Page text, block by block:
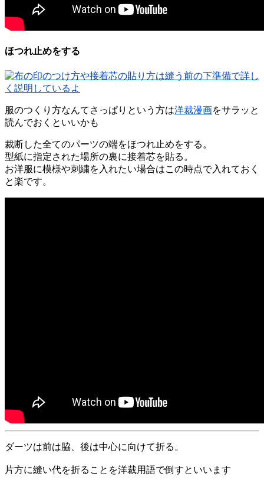
ほつれ止めをする
服のつくり方なんてさっぱりという方は洋裁漫画をサラッと
読んでおくといいかも
裁断した全てのパーツの端をほつれ止めをする。
型紙に指定された場所の裏に接着芯を貼る。
お洋服に模様や刺繍を入れたい場合はこの時点で入れておく
と楽です。
ダーツは前は脇、後は中心に向けて折る。
片方に縫い代を折ることを洋裁用語で倒すといいます